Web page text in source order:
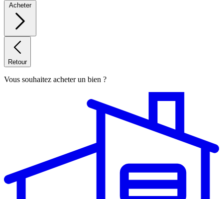
Acheter
Retour
Vous souhaitez acheter un bien ?